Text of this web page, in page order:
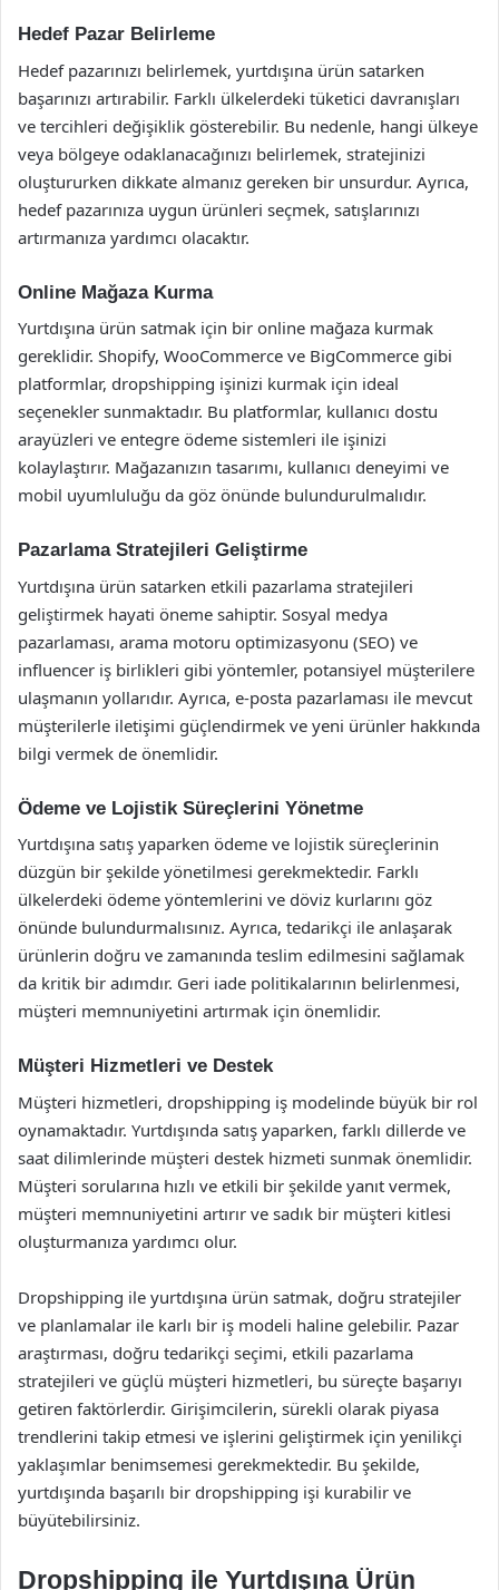
Hedef Pazar Belirleme
Hedef pazarınızı belirlemek, yurtdışına ürün satarken
başarınızı artırabilir. Farklı ülkelerdeki tüketici davranışları
ve tercihleri değişiklik gösterebilir. Bu nedenle, hangi ülkeye
veya bölgeye odaklanacağınızı belirlemek, stratejinizi
oluştururken dikkate almanız gereken bir unsurdur. Ayrıca,
hedef pazarınıza uygun ürünleri seçmek, satışlarınızı
artırmanıza yardımcı olacaktır.
Online Mağaza Kurma
Yurtdışına ürün satmak için bir online mağaza kurmak
gereklidir. Shopify, WooCommerce ve BigCommerce gibi
platformlar, dropshipping işinizi kurmak için ideal
seçenekler sunmaktadır. Bu platformlar, kullanıcı dostu
arayüzleri ve entegre ödeme sistemleri ile işinizi
kolaylaştırır. Mağazanızın tasarımı, kullanıcı deneyimi ve
mobil uyumluluğu da göz önünde bulundurulmalıdır.
Pazarlama Stratejileri Geliştirme
Yurtdışına ürün satarken etkili pazarlama stratejileri
geliştirmek hayati öneme sahiptir. Sosyal medya
pazarlaması, arama motoru optimizasyonu (SEO) ve
influencer iş birlikleri gibi yöntemler, potansiyel müşterilere
ulaşmanın yollarıdır. Ayrıca, e-posta pazarlaması ile mevcut
müşterilerle iletişimi güçlendirmek ve yeni ürünler hakkında
bilgi vermek de önemlidir.
Ödeme ve Lojistik Süreçlerini Yönetme
Yurtdışına satış yaparken ödeme ve lojistik süreçlerinin
düzgün bir şekilde yönetilmesi gerekmektedir. Farklı
ülkelerdeki ödeme yöntemlerini ve döviz kurlarını göz
önünde bulundurmalısınız. Ayrıca, tedarikçi ile anlaşarak
ürünlerin doğru ve zamanında teslim edilmesini sağlamak
da kritik bir adımdır. Geri iade politikalarının belirlenmesi,
müşteri memnuniyetini artırmak için önemlidir.
Müşteri Hizmetleri ve Destek
Müşteri hizmetleri, dropshipping iş modelinde büyük bir rol
oynamaktadır. Yurtdışında satış yaparken, farklı dillerde ve
saat dilimlerinde müşteri destek hizmeti sunmak önemlidir.
Müşteri sorularına hızlı ve etkili bir şekilde yanıt vermek,
müşteri memnuniyetini artırır ve sadık bir müşteri kitlesi
oluşturmanıza yardımcı olur.
Dropshipping ile yurtdışına ürün satmak, doğru stratejiler
ve planlamalar ile karlı bir iş modeli haline gelebilir. Pazar
araştırması, doğru tedarikçi seçimi, etkili pazarlama
stratejileri ve güçlü müşteri hizmetleri, bu süreçte başarıyı
getiren faktörlerdir. Girişimcilerin, sürekli olarak piyasa
trendlerini takip etmesi ve işlerini geliştirmek için yenilikçi
yaklaşımlar benimsemesi gerekmektedir. Bu şekilde,
yurtdışında başarılı bir dropshipping işi kurabilir ve
büyütebilirsiniz.
Dropshipping ile Yurtdışına Ürün